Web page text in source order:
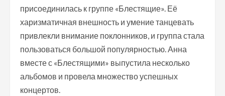
присоединилась к группе «Блестящие». Её
харизматичная внешность и умение танцевать
привлекли внимание поклонников, и группа стала
пользоваться большой популярностью. Анна
вместе с «Блестящими» выпустила несколько
альбомов и провела множество успешных
концертов.